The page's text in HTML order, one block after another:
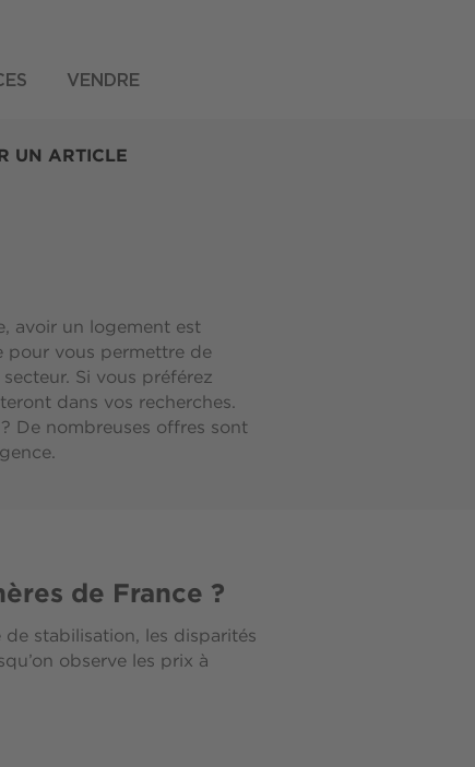
VENDRE
UN ARTICLE
avoir un logement est
pour vous permettre de
Si vous préférez
dans vos recherches.
De nombreuses offres sont
de France ?
stabilisation, les disparités
observe les prix à